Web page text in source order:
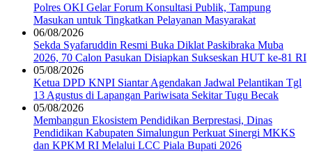
Polres OKI Gelar Forum Konsultasi Publik, Tampung
Masukan untuk Tingkatkan Pelayanan Masyarakat
06/08/2026
Sekda Syafaruddin Resmi Buka Diklat Paskibraka Muba
2026, 70 Calon Pasukan Disiapkan Sukseskan HUT ke-81 RI
05/08/2026
Ketua DPD KNPI Siantar Agendakan Jadwal Pelantikan Tgl
13 Agustus di Lapangan Pariwisata Sekitar Tugu Becak
05/08/2026
Membangun Ekosistem Pendidikan Berprestasi, Dinas
Pendidikan Kabupaten Simalungun Perkuat Sinergi MKKS
dan KPKM RI Melalui LCC Piala Bupati 2026